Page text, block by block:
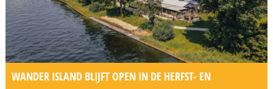
WANDER ISLAND BLIJFT OPEN IN DE HERFST- EN